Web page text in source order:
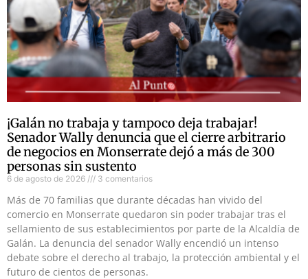
¡Galán no trabaja y tampoco deja trabajar!
Senador Wally denuncia que el cierre arbitrario
de negocios en Monserrate dejó a más de 300
personas sin sustento
6 de agosto de 2026 3 comentarios
Más de 70 familias que durante décadas han vivido del
comercio en Monserrate quedaron sin poder trabajar tras el
sellamiento de sus establecimientos por parte de la Alcaldía de
Galán. La denuncia del senador Wally encendió un intenso
debate sobre el derecho al trabajo, la protección ambiental y el
futuro de cientos de personas.